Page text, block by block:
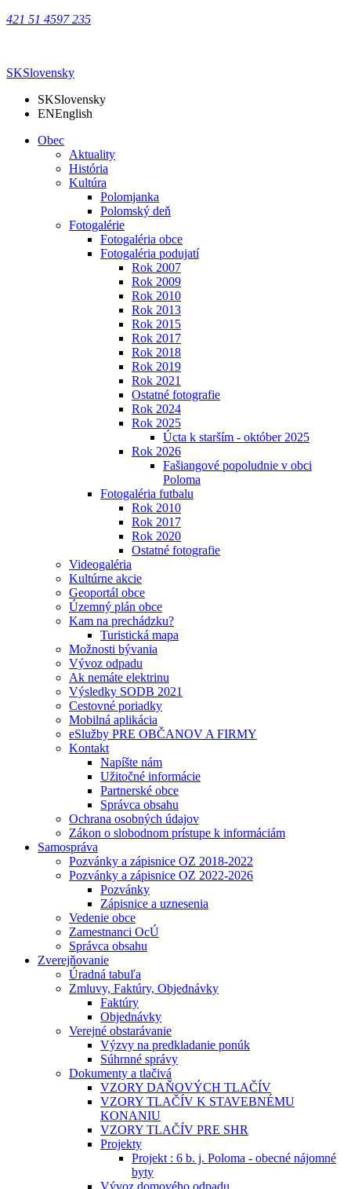
421 51 4597 235
SKSlovensky
SKSlovensky
ENEnglish
Obec
Aktuality
História
Kultúra
Polomjanka
Polomský deň
Fotogalérie
Fotogaléria obce
Fotogaléria podujatí
Rok 2007
Rok 2009
Rok 2010
Rok 2013
Rok 2015
Rok 2017
Rok 2018
Rok 2019
Rok 2021
Ostatné fotografie
Rok 2024
Rok 2025
Úcta k starším - október 2025
Rok 2026
Fašiangové popoludnie v obci
Poloma
Fotogaléria futbalu
Rok 2010
Rok 2017
Rok 2020
Ostatné fotografie
Videogaléria
Kultúrne akcie
Geoportál obce
Územný plán obce
Kam na prechádzku?
Turistická mapa
Možnosti bývania
Vývoz odpadu
Ak nemáte elektrinu
Výsledky SODB 2021
Cestovné poriadky
Mobilná aplikácia
eSlužby PRE OBČANOV A FIRMY
Kontakt
Napíšte nám
Užitočné informácie
Partnerské obce
Správca obsahu
Ochrana osobných údajov
Zákon o slobodnom prístupe k informáciám
Samospráva
Pozvánky a zápisnice OZ 2018-2022
Pozvánky a zápisnice OZ 2022-2026
Pozvánky
Zápisnice a uznesenia
Vedenie obce
Zamestnanci OcÚ
Správca obsahu
Zverejňovanie
Úradná tabuľa
Zmluvy, Faktúry, Objednávky
Faktúry
Objednávky
Verejné obstarávanie
Výzvy na predkladanie ponúk
Súhrnné správy
Dokumenty a tlačivá
VZORY DAŇOVÝCH TLAČÍV
VZORY TLAČÍV K STAVEBNÉMU
KONANIU
VZORY TLAČÍV PRE SHR
Projekty
Projekt : 6 b. j. Poloma - obecné nájomné
byty
Vývoz domového odpadu